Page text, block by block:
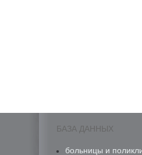
БАЗА ДАННЫХ
больницы и